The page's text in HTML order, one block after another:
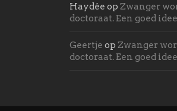
Haydée op Zwanger
doctoraat. Een goed
Geertje op Zwanger
doctoraat. Een goed